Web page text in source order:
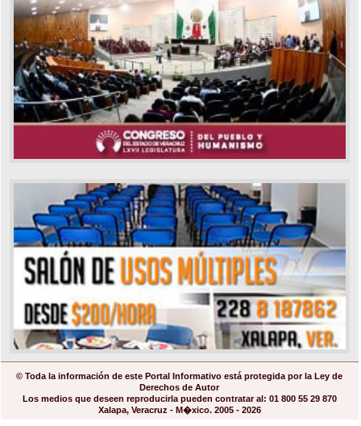
© Toda la información de este Portal Informativo está protegida por la Ley de
Derechos de Autor
Los medios que deseen reproducirla pueden contratar al: 01 800 55 29 870
Xalapa, Veracruz - M�xico. 2005 - 2026